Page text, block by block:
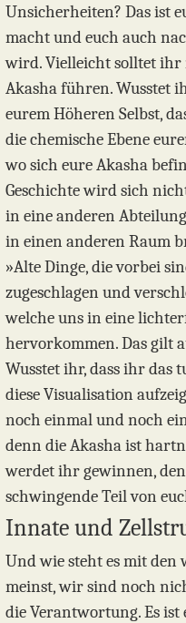
Unsicherheiten? Das ist
macht und euch auch
wird. Vielleicht solltet ihr
Akasha führen. Wusstet
eurem Höheren Selbst,
die chemische Ebene
wo sich eure Akasha
Geschichte wird sich
in eine anderen
in einen anderen Raum
»Alte Dinge, die vorbei
zugeschlagen und
welche uns in eine
hervorkommen. Das gilt
Wusstet ihr, dass ihr
diese Visualisation
noch einmal und noch
denn die Akasha ist
werdet ihr gewinnen,
schwingende Teil von
Innate und
Und wie steht es mit den
meinst, wir sind noch
die Verantwortung. Es